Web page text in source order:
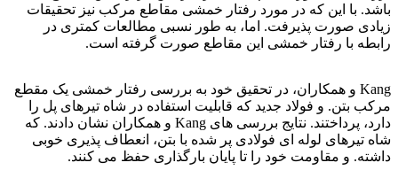
باشد. با این که در مورد رفتار خمشی مقاطع مرکب نیز تحقیقات
زیادی صورت پذیرفت. اما، به طور نسبی مطالعات کمتری در
رابطه با رفتار خمشی این مقاطع صورت گرفته است.
Kang و همکاران، در تحقیق خود به بررسی رفتار خمشی یک مقطع
مرکب بتن. و فولاد جدید که قابلیت استفاده در شاه تیرهای پل را
دارد، پرداختند. نتایج بررسی های Kang و همکاران نشان دادند. که
شاه تیرهای لوله ای فولادی پر شده با بتن، انعطاف پذیری خوبی
داشته. و مقاومت خود را تا پایان بارگذاری حفظ می کنند.